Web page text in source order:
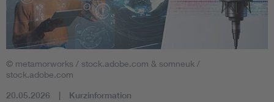
Health
Industry
Living
© metamorworks / stock.adobe.com & somneuk /
stock.adobe.com
20.05.2026 Kurzinformation